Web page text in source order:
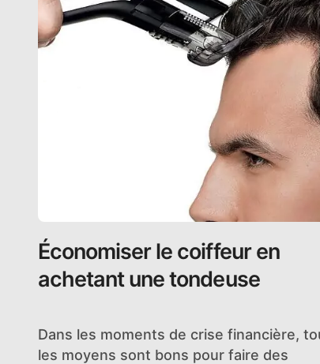
Économiser le coiffeur en
achetant une tondeuse
Dans les moments de crise financière, tous
les moyens sont bons pour faire des